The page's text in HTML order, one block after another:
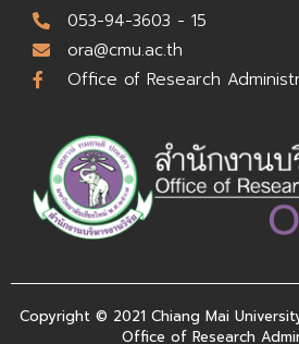
053-94-3603 - 15
ora@cmu.ac.th
Office of Research
Copyright © 2021 Chiang Mai
Office of Research